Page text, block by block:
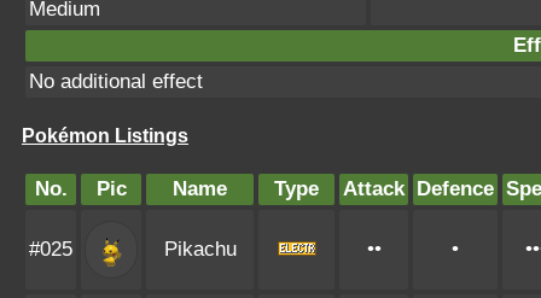
Medium
No additional effect
Pokémon Listings
No. Pic Name Type Attack Defence
#025 Pikachu •• •